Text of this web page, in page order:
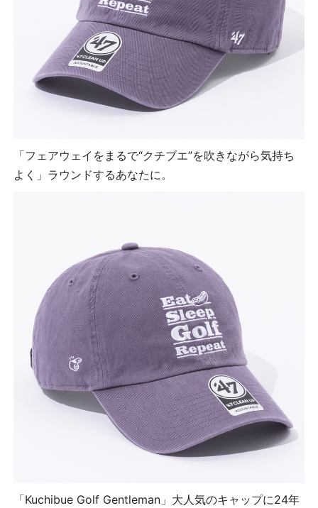
「フェアウェイをまるで“クチブエ”を吹きながら気持ち
よく」ラウンドするあなたに。
「Kuchibue Golf Gentleman」大人気のキャップに24年